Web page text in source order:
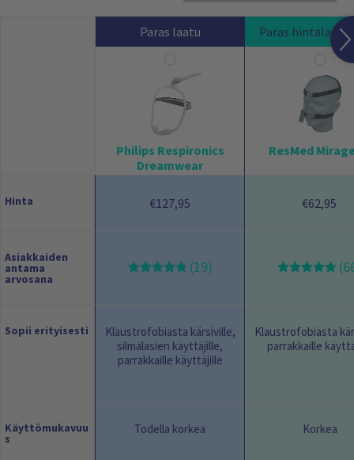
Hinta
Asiakkaiden
antama
arvosana
Sopii erityisesti
Käyttömukavuu
s
Paras laatu
Philips Respironics
Dreamwear
€127,95
(19)
Klaustrofobiasta kärsiville,
silmälasien käyttäjille,
parrakkaille käyttäjille
Todella korkea
Paras
ResMed
€62,95
Klaustrofobiasta
parrakkaille
Korkea